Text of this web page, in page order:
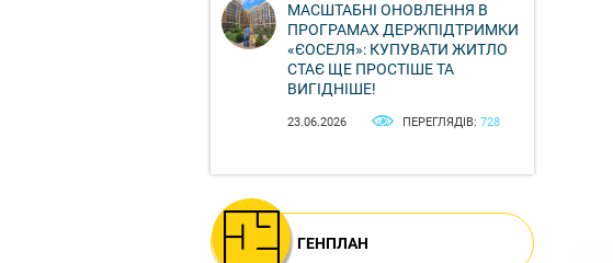
МАСШТАБНІ ОНОВЛЕННЯ В
ПРОГРАМАХ ДЕРЖПІДТРИМКИ
«ЄОСЕЛЯ»: КУПУВАТИ ЖИТЛО
СТАЄ ЩЕ ПРОСТІШЕ ТА
ВИГІДНІШЕ!
23.06.2026 ПЕРЕГЛЯДІВ: 728
ГЕНПЛАН